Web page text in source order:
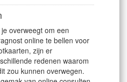
je overweegt om een
online te bellen voor
zijn er
redenen waarom
zou kunnen overwegen.